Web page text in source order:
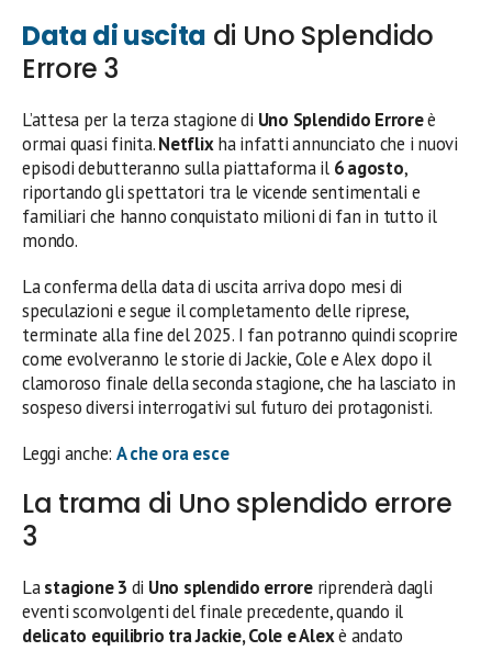
Data di uscita di Uno Splendido
Errore 3
L’attesa per la terza stagione di Uno Splendido Erroreè
ormai quasi finita.Netflixha infatti annunciato che i nuovi
episodi debutteranno sulla piattaforma il 6 agosto,
riportando gli spettatori tra le vicende sentimentali e
familiari che hanno conquistato milioni di fan in tutto il
mondo.
La conferma della data di uscita arriva dopo mesi di
speculazioni e segue il completamento delle riprese,
terminate alla fine del 2025. I fan potranno quindi scoprire
come evolveranno le storie di Jackie, Cole e Alex dopo il
clamoroso finale della seconda stagione, che ha lasciato in
sospeso diversi interrogativi sul futuro dei protagonisti.
Leggi anche: A che ora esce
La trama di Uno splendido errore
3
Lastagione 3 di Uno splendido erroreriprenderà dagli
eventi sconvolgenti del finale precedente, quando il
delicato equilibrio tra Jackie, Cole e Alexè andato